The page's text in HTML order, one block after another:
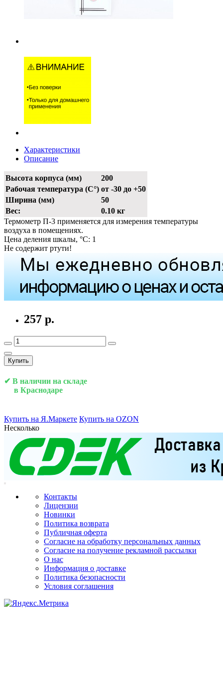
Характеристики
Описание
Высота корпуса (мм)
200
Рабочая температура (С°) от -30 до +50
Ширина (мм)
50
Вес:
0.10 кг
Термометр П-3 применяется для измерения температуры
воздуха в помещениях.
Цена деления шкалы, °С: 1
Не содержит ртути!
257 р.
Купить
✔ В наличии на складе
в Краснодаре
Купить на Я.Маркете Купить на OZON
Несколько
Контакты
Лицензии
Новинки
Политика возврата
Публичная оферта
Согласие на обработку персональных данных
Согласие на получение рекламной рассылки
О нас
Информация о доставке
Политика безопасности
Условия соглашения